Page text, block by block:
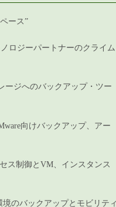
ース”
ロジーパートナーのクライム
ージへのバックアップ・ツー
向けバックアップ、アー
ス制御とVM、インスタンス
境のバックアップとモビリテ